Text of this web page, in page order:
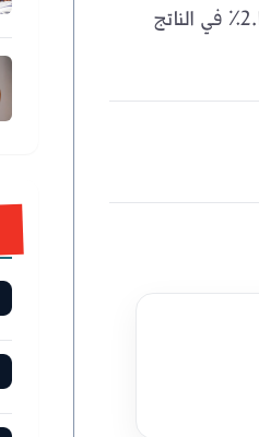
ميناء صحار والمنطقة الحرة استقطبا أكثر من 11.2 مليار ريال حتى الآن، ويسهمان بأكثر من 2.1٪ في الناتج